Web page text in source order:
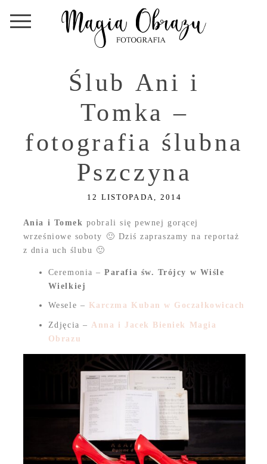
Ślub Ani i
Tomka –
fotografia ślubna
Pszczyna
12 LISTOPADA, 2014
Ania i Tomek pobrali się pewnej gorącej
wrześniowe soboty 🙂 Dziś zapraszamy na reportaż
z dnia uch ślubu 🙂
Ceremonia –Parafia św. Trójcy w Wiśle
Wielkiej
Wesele – Karczma Kuban w Goczałkowicach
Zdjęcia –Anna i Jacek Bieniek Magia
Obrazu